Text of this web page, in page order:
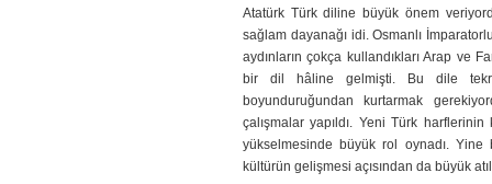
Atatürk Türk diline büyük önem
sağlam dayanağı idi. Osmanlı
aydınların çokça kullandıkları Arap ve
bir dil hâline gelmişti. Bu dile
boyunduruğundan kurtarmak
çalışmalar yapıldı. Yeni Türk
yükselmesinde büyük rol oynadı.
kültürün gelişmesi açısından da büyük